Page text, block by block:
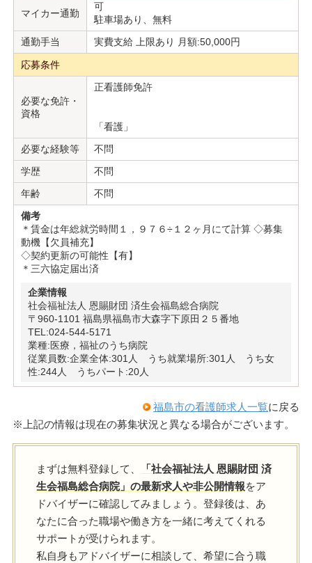
マイカー通勤
可
駐車場あり、無料
通勤手当
実費支給 上限あり 月額:50,000円
応募条件
必要な免許・
資格
正看護師免許
「看護」
必要な経験等
不問
学歴
不問
年齢
不問
備考
＊賃金は年総就労時間１，９７６÷１２ヶ月にて計算 ◇募集
動機【欠員補充】
◇契約更新の可能性【有】
＊三六協定届出済
企業情報
社会福祉法人 恩賜財団 済生会福島総合病院
〒960-1101 福島県福島市大森字下原田２５番地
TEL:024-544-5171
業種:医療，福祉のうち病院
従業員数:企業全体:301人 うち就業場所:301人 うち女
性:244人 うちパート:20人
福島市の看護師求人一覧に戻る
※上記の情報は現在の募集状況と異なる場合がございます。
まずは無料登録して、
「社会福祉法人 恩賜財団 済
生会福島総合病院」の最新求人や非公開情報をア
ドバイザーに確認してみましょう。登録後は、あ
なたに合った職場や働き方を一緒に考えてくれる
サポートが受けられます。
私自身もアドバイザーに相談して、希望に合う職